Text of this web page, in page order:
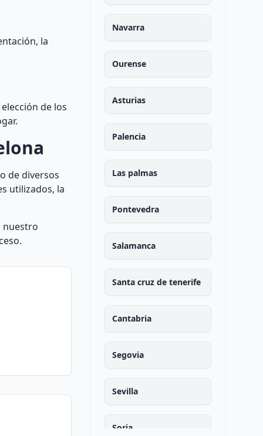
la
de los
de diversos
utilizados, la
nuestro
Navarra
Ourense
Asturias
Palencia
Las palmas
Pontevedra
Salamanca
Santa cruz de tenerife
Cantabria
Segovia
Sevilla
Soria